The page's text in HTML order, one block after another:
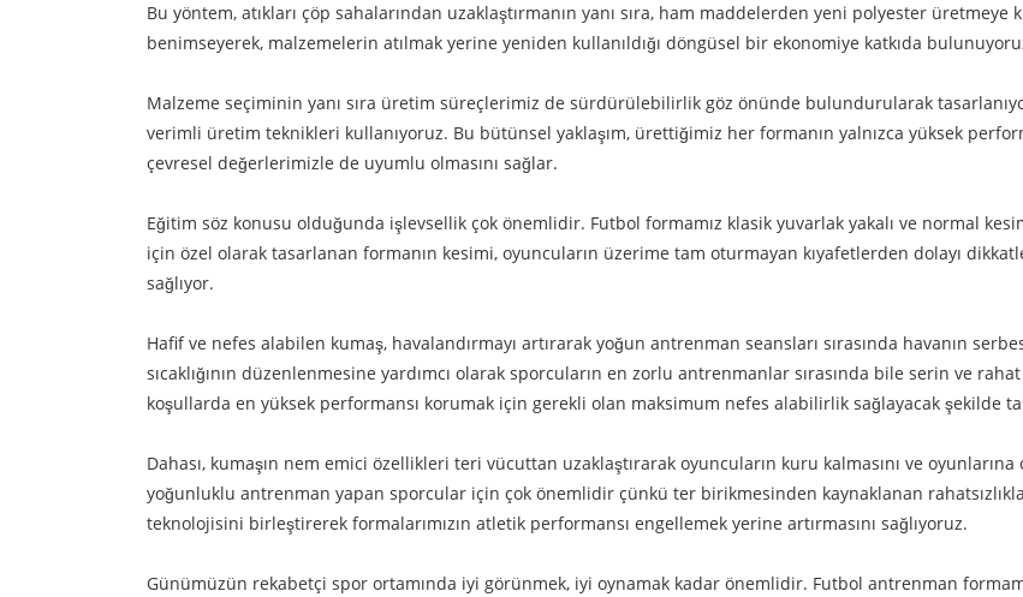
Bu yöntem, atıkları çöp sahalarından uzaklaştırmanın yanı sıra, ham maddelerden yeni polyester üretmeye
benimseyerek, malzemelerin atılmak yerine yeniden kullanıldığı döngüsel bir ekonomiye katkıda
Malzeme seçiminin yanı sıra üretim süreçlerimiz de sürdürülebilirlik göz önünde bulundurularak
verimli üretim teknikleri kullanıyoruz. Bu bütünsel yaklaşım, ürettiğimiz her formanın yalnızca yüksek
çevresel değerlerimizle de uyumlu olmasını sağlar.
Eğitim söz konusu olduğunda işlevsellik çok önemlidir. Futbol formamız klasik yuvarlak yakalı ve normal
için özel olarak tasarlanan formanın kesimi, oyuncuların üzerime tam oturmayan kıyafetlerden dolayı
sağlıyor.
Hafif ve nefes alabilen kumaş, havalandırmayı artırarak yoğun antrenman seansları sırasında havanın
sıcaklığının düzenlenmesine yardımcı olarak sporcuların en zorlu antrenmanlar sırasında bile serin ve rahat
koşullarda en yüksek performansı korumak için gerekli olan maksimum nefes alabilirlik sağlayacak şekilde
Dahası, kumaşın nem emici özellikleri teri vücuttan uzaklaştırarak oyuncuların kuru kalmasını ve
yoğunluklu antrenman yapan sporcular için çok önemlidir çünkü ter birikmesinden kaynaklanan
teknolojisini birleştirerek formalarımızın atletik performansı engellemek yerine artırmasını sağlıyoruz.
Günümüzün rekabetçi spor ortamında iyi görünmek, iyi oynamak kadar önemlidir. Futbol antrenman